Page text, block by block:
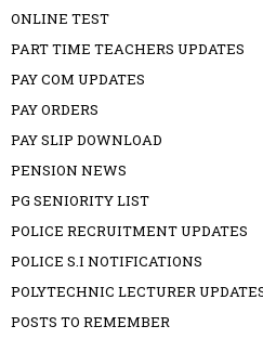
ONLINE TEST
PART TIME TEACHERS UPDATES
PAY COM UPDATES
PAY ORDERS
PAY SLIP DOWNLOAD
PENSION NEWS
PG SENIORITY LIST
POLICE RECRUITMENT UPDATES
POLICE S.I NOTIFICATIONS
POLYTECHNIC LECTURER
POSTS TO REMEMBER